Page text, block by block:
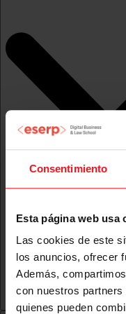
Consentimiento
Esta página web usa
Las cookies de este
los anuncios, ofrecer
Además,
con nuestros
quienes pueden